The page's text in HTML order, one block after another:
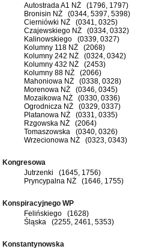
Autostrada A1 NŻ (1796, 1797)
Bronisin NŻ (0344, 5397, 5398)
Cierniówki NŻ (0341, 0325)
Czajewskiego NŻ (0334, 0332)
Kalinowskiego (0339, 0327)
Kolumny 118 NŻ (2068)
Kolumny 242 NŻ (0324, 0342)
Kolumny 432 NŻ (2453)
Kolumny 88 NŻ (2066)
Mahoniowa NŻ (0338, 0328)
Morenowa NŻ (0346, 0345)
Mozaikowa NŻ (0330, 0336)
Ogrodnicza NŻ (0329, 0337)
Platanowa NŻ (0331, 0335)
Rzgowska NŻ (2064)
Tomaszowska (0340, 0326)
Wrzecionowa NŻ (0323, 0343)
Kongresowa
Jutrzenki (1645, 1756)
Pryncypalna NŻ (1646, 1755)
Konspiracyjnego WP
Felińskiego (1628)
Śląska (2255, 2461, 5353)
Konstantynowska